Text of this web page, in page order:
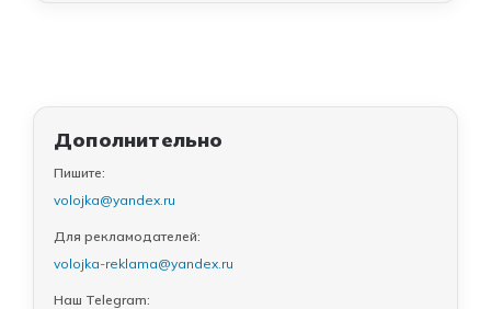
Дополнительно
Пишите:
volojka@yandex.ru
Для рекламодателей:
volojka-reklama@yandex.ru
Наш Telegram: